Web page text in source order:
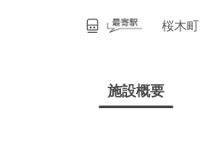
桜木町
施設概要